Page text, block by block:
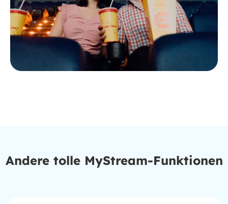
Andere tolle MyStream-Funktionen